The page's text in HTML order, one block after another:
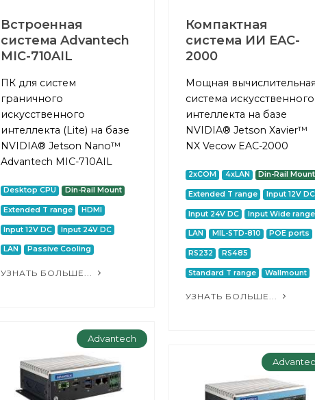
Встроенная
система Advantech
MIC-710AIL
ПК для систем
граничного
искусственного
интеллекта (Lite) на базе
NVIDIA® Jetson Nano™
Advantech MIC-710AIL
Desktop CPU Din-Rail Mount
Extended T range HDMI
Input 12V DC Input 24V DC
LAN Passive Cooling
УЗНАТЬ БОЛЬШЕ...
Компактная
система ИИ EAC-
2000
Мощная
система искусственного
интеллекта на базе
NVIDIA® Jetson Xavier™
NX Vecow EAC-2000
2xCOM 4xLAN Din-Rail Mount
Extended T range Input 12V DC
Input 24V DC Input Wide range
LAN MIL-STD-810 POE ports
RS232 RS485
Standard T range Wallmount
УЗНАТЬ БОЛЬШЕ...
Advantech